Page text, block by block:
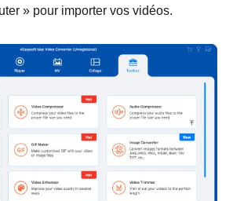
» pour importer vos vidéos.